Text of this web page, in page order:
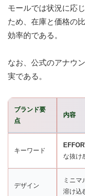
モールでは状況に応
ため、在庫と価格の
効率的である。
なお、公式のアナウ
実である。
ブランド要
点
内容
キーワード
な抜け
デザイン
ミニマ
溶け込